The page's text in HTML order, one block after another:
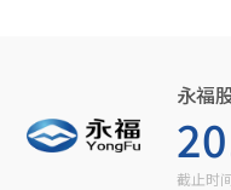
永福
截止时间